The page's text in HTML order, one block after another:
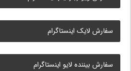
سفارش لایک اینستاگرام
سفارش بیننده لایو اینستاگرام